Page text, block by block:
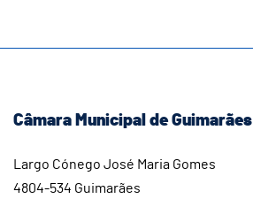
Câmara Municipal de Guimarães
Largo Cónego José Maria Gomes
4804-534 Guimarães